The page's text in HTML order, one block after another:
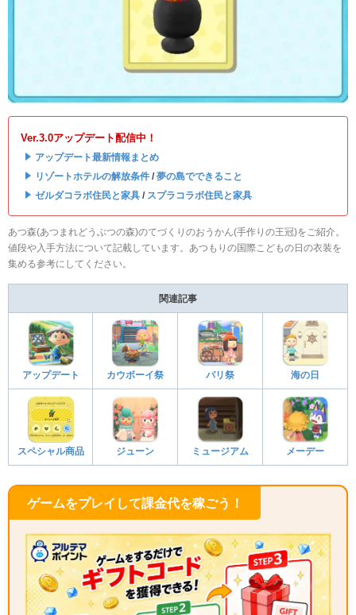
Ver.3.0アップデート配信中！
・ アップデート最新情報まとめ
・ リゾートホテルの解放条件 / 夢の島でできること
・ ゼルダコラボ住民と家具 / スプラコラボ住民と家具
あつ森(あつまれどうぶつの森)のてづくりのおうかん(手作りの王冠)をご紹介。
値段や入手方法について記載しています。あつもりの国際こどもの日の衣装を
集める参考にしてください。
関連記事
アップデート カウボーイ祭 パリ祭 海の日
スペシャル商品 ジューン ミュージアム メーデー
ゲームをプレイして課金代を稼ごう！